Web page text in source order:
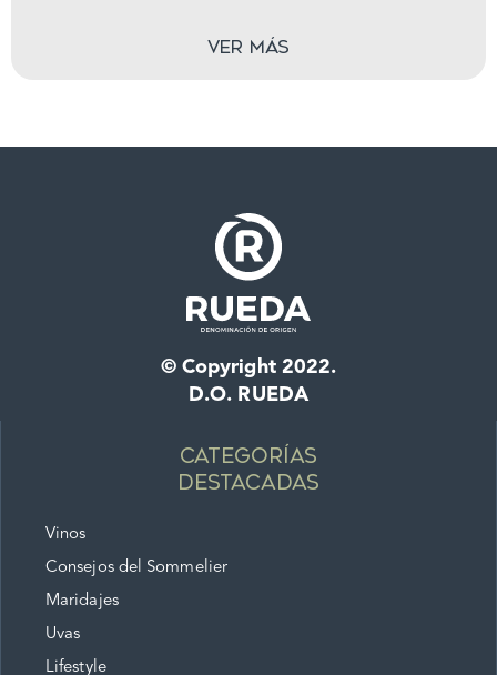
Ver más
© Copyright 2022.
D.O. RUEDA
Categorías
destacadas
Vinos
Consejos del Sommelier
Maridajes
Uvas
Lifestyle